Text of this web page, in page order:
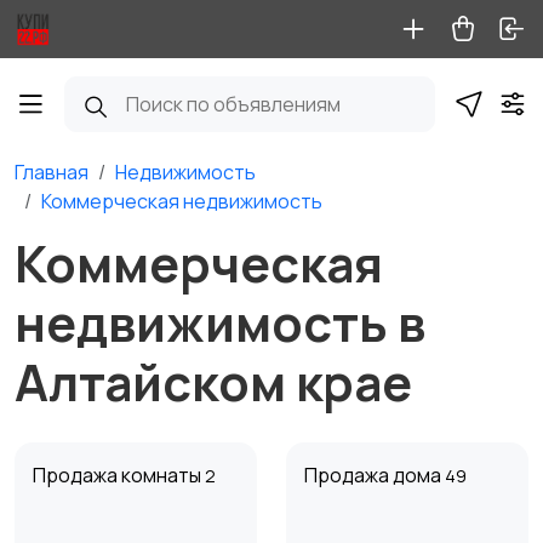
Главная
Недвижимость
Коммерческая недвижимость
Коммерческая
недвижимость в
Алтайском крае
Продажа комнаты 2 Продажа дома 49